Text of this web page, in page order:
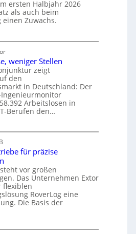
ersten Halbjahr 2026
als auch beim
Zuwachs.
weniger Stellen
zeigt
den
in Deutschland: Der
Ingenieurmonitor
Arbeitslosen in
Berufen den…
für präzise
vor großen
Das Unternehmen Extor
flexiblen
RoverLog eine
Die Basis der